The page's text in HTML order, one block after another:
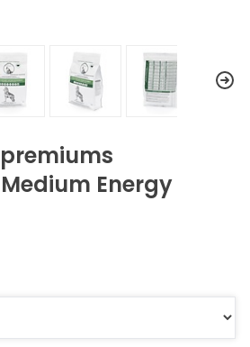
Energy